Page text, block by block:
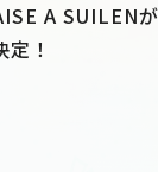
A
！